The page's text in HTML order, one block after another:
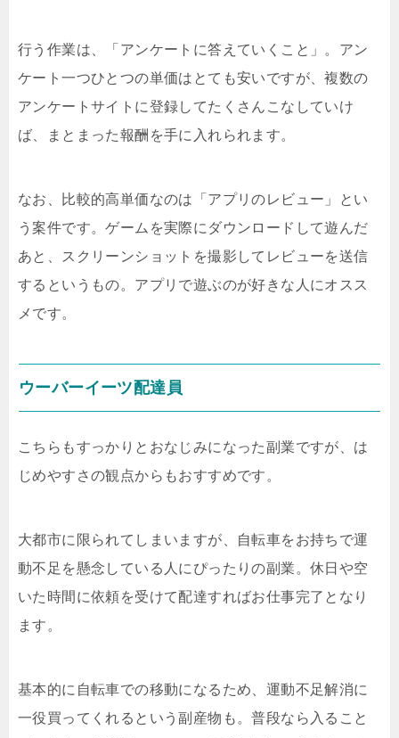
行う作業は、「アンケートに答えていくこと」。アン
ケート一つひとつの単価はとても安いですが、複数の
アンケートサイトに登録してたくさんこなしていけ
ば、まとまった報酬を手に入れられます。
なお、比較的高単価なのは「アプリのレビュー」とい
う案件です。ゲームを実際にダウンロードして遊んだ
あと、スクリーンショットを撮影してレビューを送信
するというもの。アプリで遊ぶのが好きな人にオスス
メです。
ウーバーイーツ配達員
こちらもすっかりとおなじみになった副業ですが、は
じめやすさの観点からもおすすめです。
大都市に限られてしまいますが、自転車をお持ちで運
動不足を懸念している人にぴったりの副業。休日や空
いた時間に依頼を受けて配達すればお仕事完了となり
ます。
基本的に自転車での移動になるため、運動不足解消に
一役買ってくれるという副産物も。普段なら入ること